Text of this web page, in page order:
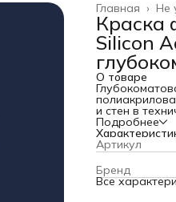
Не
Главная ›
Краска
Silicon
О товаре
и стен в
AQUA БАЗА C
для наружных
штукатурку,
стружечную
кирпич.
Подробнее
Артикул
Бренд
Все